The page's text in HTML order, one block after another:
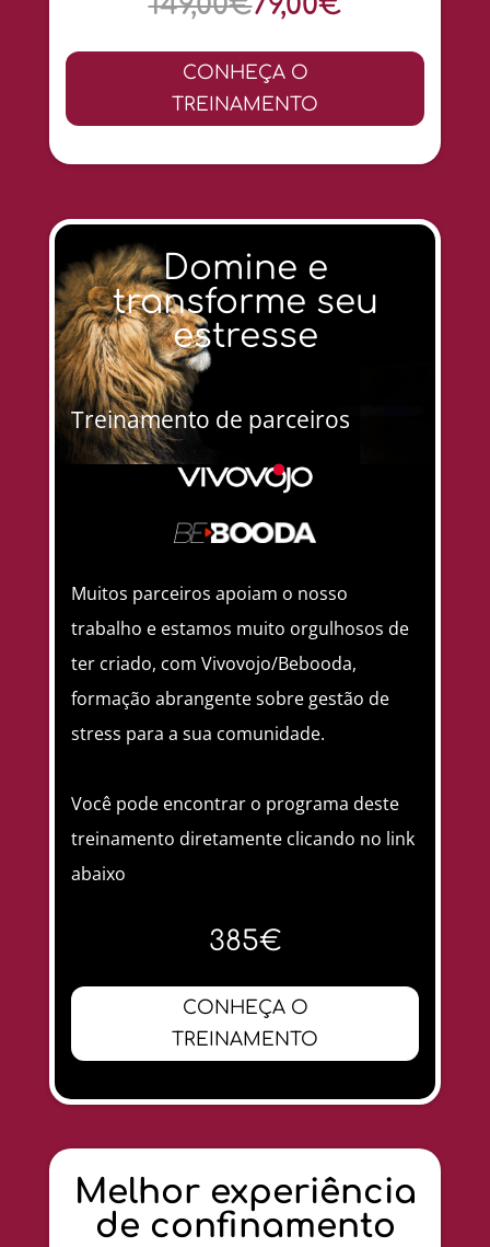
CONHEÇA O
TREINAMENTO
Domine e
transforme seu
estresse
Treinamento de parceiros
Muitos parceiros apoiam o nosso
trabalho e estamos muito orgulhosos de
ter criado, com Vivovojo/Bebooda,
formação abrangente sobre gestão de
stress para a sua comunidade.
Você pode encontrar o programa deste
treinamento diretamente clicando no link
abaixo
385€
CONHEÇA O
TREINAMENTO
Melhor experiência
de confinamento